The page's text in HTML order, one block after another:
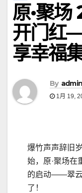
原·聚场
开门红
享幸福
By admin
1月 19,
爆竹声声辞旧
始，原·聚场在
的启动——翠云
了！